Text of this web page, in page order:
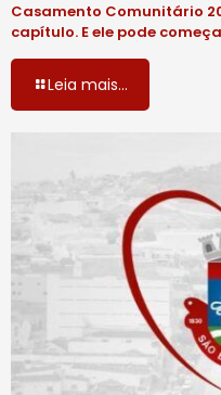
Casamento Comunitário
capítulo. E ele pode
Leia mais...